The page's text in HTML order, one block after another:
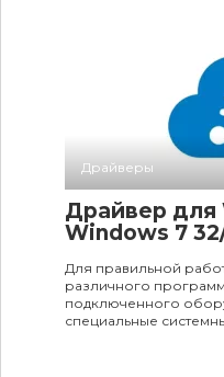
Драйверы
Драйвер для
Windows 7
Для правильной
различного
подключенного
специальные